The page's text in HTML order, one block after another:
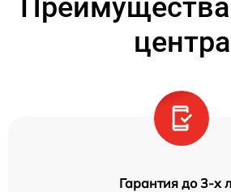
центра
Гарантия до 3-х